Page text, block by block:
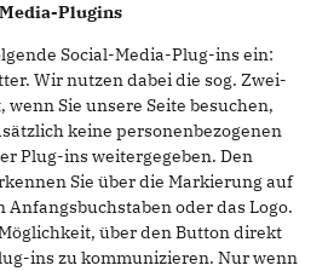
Plugins
Social-Media-Plug-ins ein:
Wir nutzen dabei die sog. Zwei-
Sie unsere Seite besuchen,
keine personenbezogenen
Plug-ins weitergegeben. Den
Sie über die Markierung auf
Anfangsbuchstaben oder das Logo.
über den Button direkt
ins zu kommunizieren. Nur wenn